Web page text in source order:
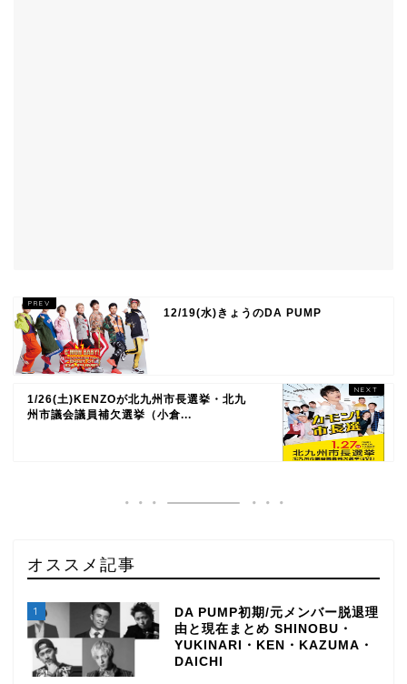
12/19(水)きょうのDA PUMP
1/26(土)KENZOが北九州市長選挙・北九
州市議会議員補欠選挙（小倉...
オススメ記事
1
DA PUMP初期/元メンバー脱退理
由と現在まとめ SHINOBU・
YUKINARI・KEN・KAZUMA・
DAICHI